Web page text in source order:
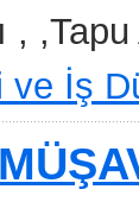
,
ve İş